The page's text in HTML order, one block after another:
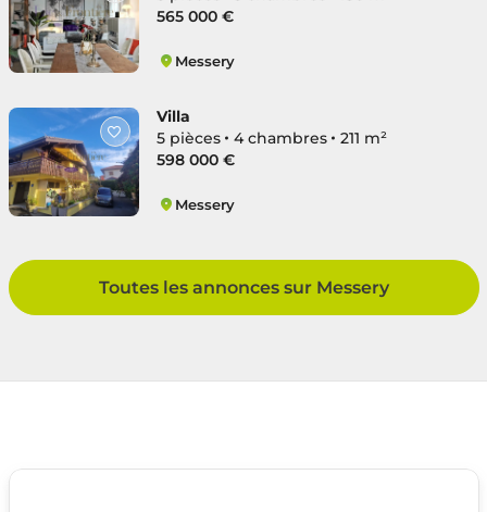
565 000 €
Messery
Villa
5 pièces
4 chambres
211 m²
598 000 €
Messery
Toutes les annonces sur Messery